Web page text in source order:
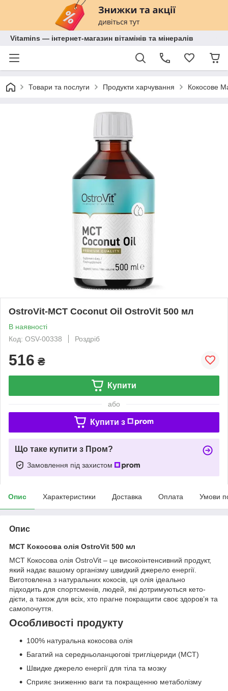
Vitamins — інтернет-магазин вітамінів та мінералів
Товари та послуги Продукти харчування Кокосове
OstroVit-MCT Coconut Oil OstroVit 500 мл
В наявності
Код: OSV-00338
Роздріб
516 ₴
Купити
або
Купити з
Що таке купити з Пром?
Замовлення під захистом
Опис Характеристики Доставка Оплата Умови
Опис
MCT Кокосова олія OstroVit 500 мл
MCT Кокосова олія OstroVit – це високоінтенсивний продукт,
який надає вашому організму швидкий джерело енергії.
Виготовлена з натуральних кокосів, ця олія ідеально
підходить для спортсменів, людей, які дотримуються кето-
дієти, а також для всіх, хто прагне покращити своє здоров’я та
самопочуття.
Особливості продукту
100% натуральна кокосова олія
Багатий на середньоланцюгові тригліцериди (MCT)
Швидке джерело енергії для тіла та мозку
Сприяє зниженню ваги та покращенню метаболізму